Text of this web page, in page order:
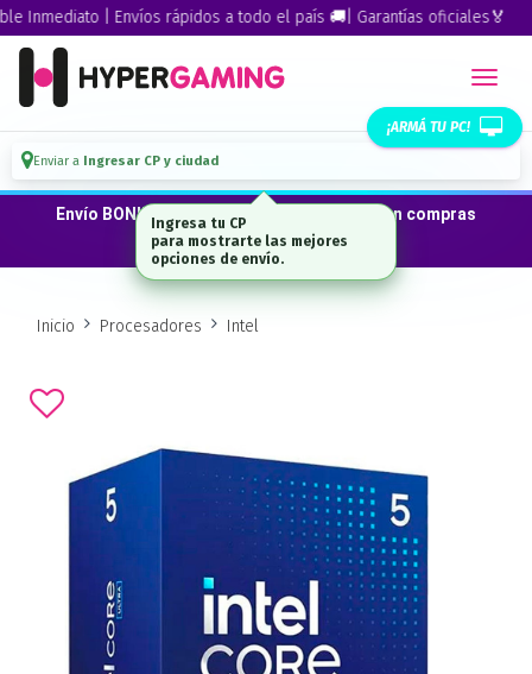
| Envíos rápidos a todo el país 🚚| Garantías oficiales🏅
¡ARMÁ TU PC!
Enviar a Ingresar CP y ciudad
Envío BONIFICADO a CABA · GBA ·La Plata en compras
desde $300.000*
Inicio Procesadores Intel
Ingresa tu CP
para mostrarte las mejores
opciones de envío.